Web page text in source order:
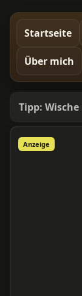
Startseite
Über mich
Tipp:
Anzeige